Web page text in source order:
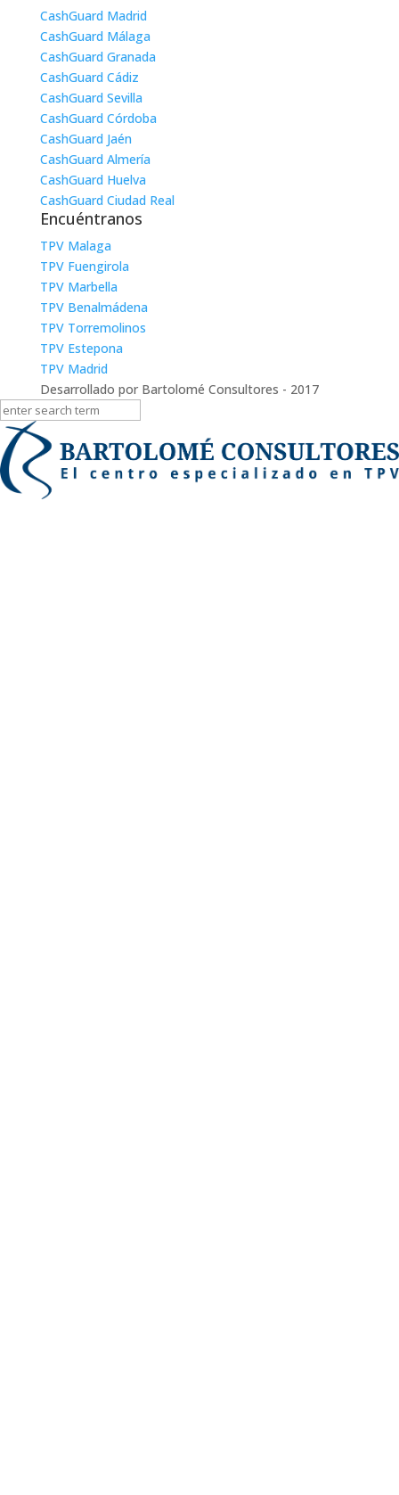
CashGuard Madrid
CashGuard Málaga
CashGuard Granada
CashGuard Cádiz
CashGuard Sevilla
CashGuard Córdoba
CashGuard Jaén
CashGuard Almería
CashGuard Huelva
CashGuard Ciudad Real
Encuéntranos
TPV Malaga
TPV Fuengirola
TPV Marbella
TPV Benalmádena
TPV Torremolinos
TPV Estepona
TPV Madrid
Desarrollado por Bartolomé Consultores - 2017